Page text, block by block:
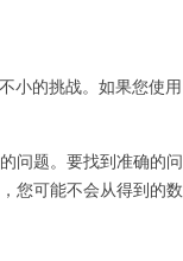
小的挑战。如果您使用
问题。要找到准确的问
您可能不会从得到的数